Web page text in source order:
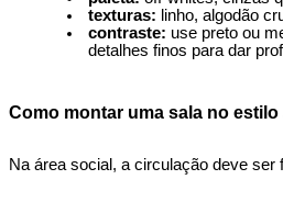
texturas: linho, algodão
contraste: use preto ou
detalhes finos para dar
Como montar uma sala no
Na área social, a circulação deve ser